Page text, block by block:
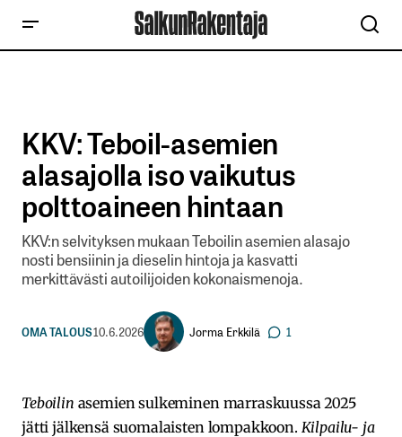
KKV: Teboil-asemien
alasajolla iso vaikutus
polttoaineen hintaan
KKV:n selvityksen mukaan Teboilin asemien alasajo
nosti bensiinin ja dieselin hintoja ja kasvatti
merkittävästi autoilijoiden kokonaismenoja.
OMA TALOUS10.6.2026 Jorma Erkkilä 1
Teboilin asemien sulkeminen marraskuussa 2025
jätti jälkensä suomalaisten lompakkoon. Kilpailu- ja